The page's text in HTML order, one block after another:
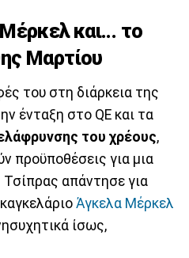
και... το
Μαρτίου
του στη διάρκεια της
ένταξη στο QE και τα
του χρέους,
προϋποθέσεις για μια
απάντησε για
Άγκελα Μέρκελ
ίσως,